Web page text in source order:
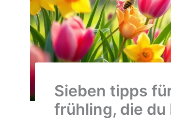
Sieben tipps
frühling, die